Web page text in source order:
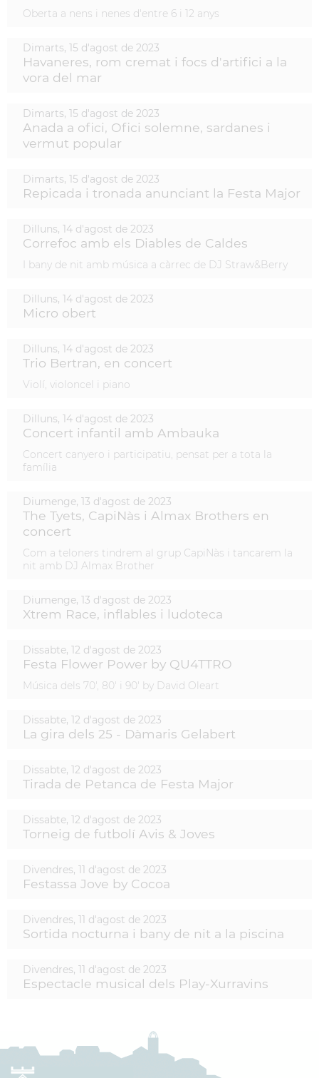
Oberta a nens i nenes d'entre 6 i 12 anys
Dimarts, 15 d'agost de 2023
Havaneres, rom cremat i focs d'artifici a la
vora del mar
Dimarts, 15 d'agost de 2023
Anada a ofici, Ofici solemne, sardanes i
vermut popular
Dimarts, 15 d'agost de 2023
Repicada i tronada anunciant la Festa Major
Dilluns, 14 d'agost de 2023
Correfoc amb els Diables de Caldes
I bany de nit amb música a càrrec de DJ Straw&Berry
Dilluns, 14 d'agost de 2023
Micro obert
Dilluns, 14 d'agost de 2023
Trio Bertran, en concert
Violí, violoncel i piano
Dilluns, 14 d'agost de 2023
Concert infantil amb Ambauka
Concert canyero i participatiu, pensat per a tota la
família
Diumenge, 13 d'agost de 2023
The Tyets, CapiNàs i Almax Brothers en
concert
Com a teloners tindrem al grup CapiNàs i tancarem la
nit amb DJ Almax Brother
Diumenge, 13 d'agost de 2023
Xtrem Race, inflables i ludoteca
Dissabte, 12 d'agost de 2023
Festa Flower Power by QU4TTRO
Música dels 70', 80' i 90' by David Oleart
Dissabte, 12 d'agost de 2023
La gira dels 25 - Dàmaris Gelabert
Dissabte, 12 d'agost de 2023
Tirada de Petanca de Festa Major
Dissabte, 12 d'agost de 2023
Torneig de futbolí Avis & Joves
Divendres, 11 d'agost de 2023
Festassa Jove by Cocoa
Divendres, 11 d'agost de 2023
Sortida nocturna i bany de nit a la piscina
Divendres, 11 d'agost de 2023
Espectacle musical dels Play-Xurravins